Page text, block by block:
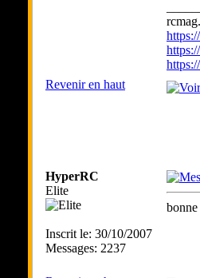
Revenir en haut
HyperRC
Elite
Inscrit le: 30/10/2007
Messages: 2237